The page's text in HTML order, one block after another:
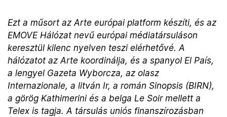
Ezt a műsort az Arte európai platform készíti, és az
EMOVE Hálózat nevű európai médiatársuláson
keresztül kilenc nyelven teszi elérhetővé. A
hálózatot az Arte koordinálja, és a spanyol El País,
a lengyel Gazeta Wyborcza, az olasz
Internazionale, a litván Ir, a román Sinopsis (BIRN),
a görög Kathimerini és a belga Le Soir mellett a
Telex is tagja. A társulás uniós finanszírozásban